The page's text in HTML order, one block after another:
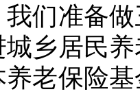
们准备
乡居民
老保险